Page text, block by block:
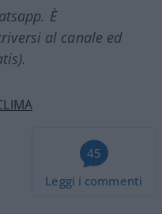
È
al canale ed
45
Leggi i commenti